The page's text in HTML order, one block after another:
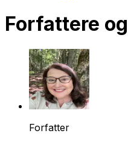
Forfattere
Forfatter